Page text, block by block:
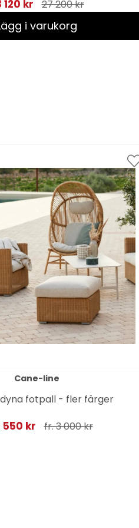
120 kr 27 200 kr
i varukorg
Cane-line
fotpall - fler färger
550 kr fr. 3 000 kr